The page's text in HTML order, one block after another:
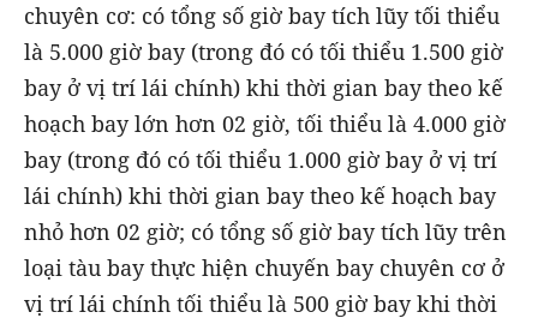
chuyên cơ: có tổng số giờ bay tích lũy tối thiểu
là 5.000 giờ bay (trong đó có tối thiểu 1.500 giờ
bay ở vị trí lái chính) khi thời gian bay theo kế
hoạch bay lớn hơn 02 giờ, tối thiểu là 4.000 giờ
bay (trong đó có tối thiểu 1.000 giờ bay ở vị trí
lái chính) khi thời gian bay theo kế hoạch bay
nhỏ hơn 02 giờ; có tổng số giờ bay tích lũy trên
loại tàu bay thực hiện chuyến bay chuyên cơ ở
vị trí lái chính tối thiểu là 500 giờ bay khi thời